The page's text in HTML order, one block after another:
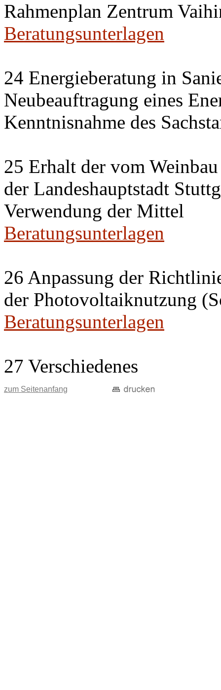
Rahmenplan Zentrum
Beratungsunterlagen
24 Energieberatung in
Neubeauftragung eines
Kenntnisnahme des
25 Erhalt der vom
der Landeshauptstadt
Verwendung der Mittel
Beratungsunterlagen
26 Anpassung der
der Photovoltaiknutzung
Beratungsunterlagen
27 Verschiedenes
zum Seitenanfang